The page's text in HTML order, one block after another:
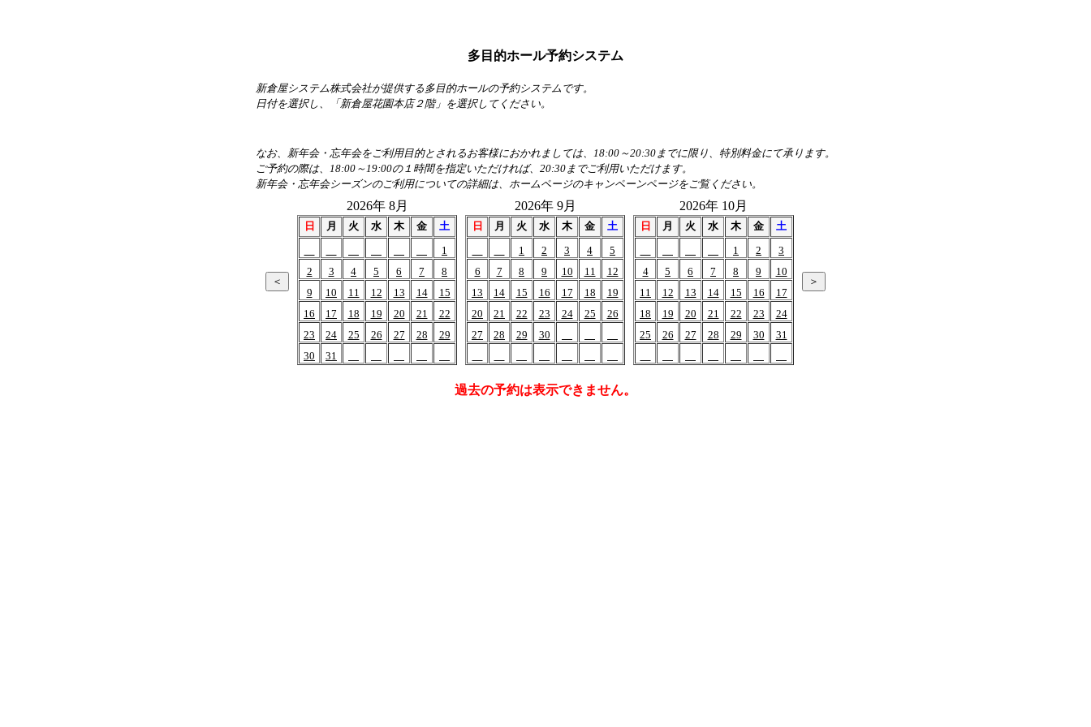
多目的ホール予約システム
新倉屋システム株式会社が提供する多目的ホールの予約システムです。
日付を選択し、「新倉屋花園本店２階」を選択してください。
なお、新年会・忘年会をご利用目的とされるお客様におかれましては、18:00～20:30までに限り、特別料金にて承ります。
ご予約の際は、18:00～19:00の１時間を指定いただければ、20:30までご利用いただけます。
新年会・忘年会シーズンのご利用についての詳細は、ホームページのキャンペーンページをご覧ください。
2026年 8月
日 月 火 水 木 金
土
1
2
3 4 5 6 7
8
9
10 11 12 13 14
15
16
17 18 19 20 21
22
23
24 25 26 27 28
29
30
31
2026年 9月
日 月 火 水 木 金
土
1
2 3 4
5
6
7 8 9 10 11
12
13
14 15 16 17 18
19
20
21 22 23 24 25
26
27
28 29 30
2026年 10月
日 月 火 水 木 金
土
1
2
3
4
5 6 7 8 9
10
11
12 13 14 15 16
17
18
19 20 21 22 23
24
25
26 27 28 29 30 31
過去の予約は表示できません。